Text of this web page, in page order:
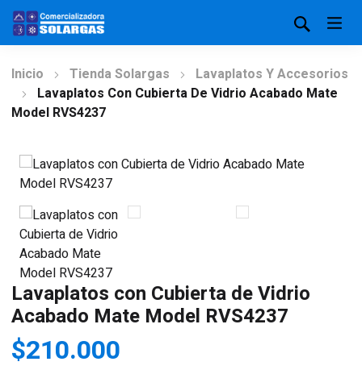
Inicio Tienda Solargas
Lavaplatos Y Accesorios
Lavaplatos Con Cubierta De Vidrio Acabado Mate
Model RVS4237
Lavaplatos con Cubierta de Vidrio
Acabado Mate Model RVS4237
$210.000